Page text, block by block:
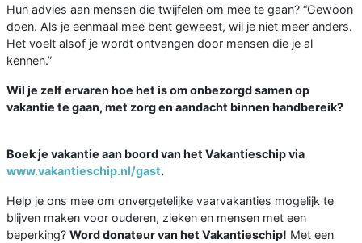
Hun advies aan mensen die twijfelen om mee te gaan? “Gewoon
doen. Als je eenmaal mee bent geweest, wil je niet meer anders.
Het voelt alsof je wordt ontvangen door mensen die je al
kennen.”
Wil je zelf ervaren hoe het is om onbezorgd samen op
vakantie te gaan, met zorg en aandacht binnen handbereik?
Boek je vakantie aan boord van het Vakantieschip via
www.vakantieschip.nl/gast.
Help je ons mee om onvergetelijke vaarvakanties mogelijk te
blijven maken voor ouderen, zieken en mensen met een
beperking? Word donateur van het Vakantieschip! Met een